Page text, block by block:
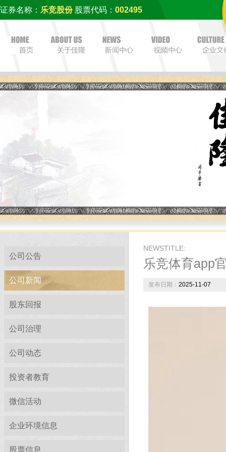
证券名称： 乐竞股份股票代码： 002495
公司公告
公司新闻
股东回报
公司治理
公司动态
投资者教育
微信活动
企业环境信息
股票信息
NEWSTITLE:
乐竞体育app
发布日期： 2025-11-07